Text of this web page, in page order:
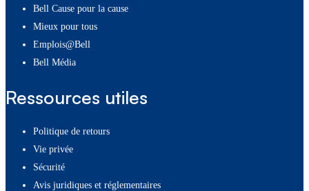
Bell Cause pour la cause
Mieux pour tous
Emplois@Bell
Bell Média
Ressources utiles
Politique de retours
Vie privée
Sécurité
Avis juridiques et réglementaires